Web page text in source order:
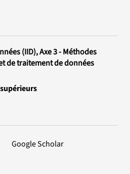
(IID), Axe 3 - Méthodes
de traitement de données
Google Scholar